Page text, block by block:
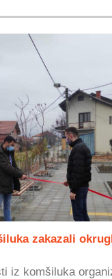
zakazali
iz komšiluka